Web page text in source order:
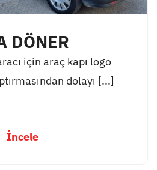
DÖNER
için araç kapı logo
dolayı [...]
İncele